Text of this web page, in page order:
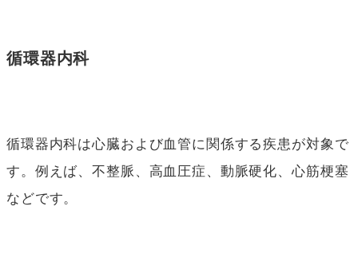
循環器内科
循環器内科は心臓および血管に関係する疾患が対象で
す。例えば、不整脈、高血圧症、動脈硬化、心筋梗塞
などです。